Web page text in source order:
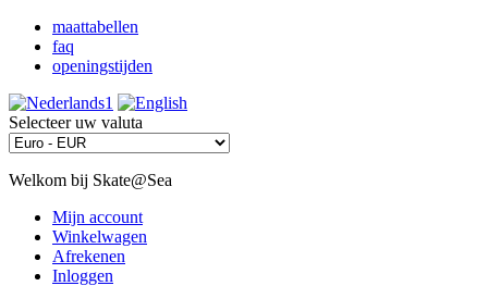
maattabellen
faq
openingstijden
Selecteer uw valuta
Welkom bij Skate@Sea
Mijn account
Winkelwagen
Afrekenen
Inloggen